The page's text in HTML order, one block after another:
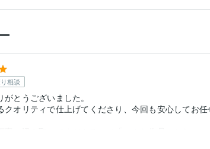
相談
とうございました。
クオリティで仕上げてくださり、今回も安心してお
寧に汲み取ってくださるので「こんな作品にしたい」
嬉しかったです。